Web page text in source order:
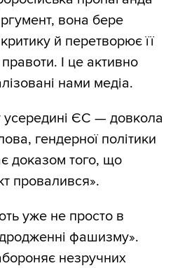
вона бере
й перетворює її
І це активно
нами медіа.
усередині ЄС — довкола
гендерної політики
доказом того, що
провалився».
уже не просто в
фашизму».
незручних